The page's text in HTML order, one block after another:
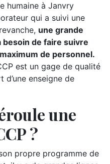
humaine à Janvry
qui a suivi une
une grande
de faire suivre
de personnel.
est un gage de qualité
enseigne de
une
?
propre programme de